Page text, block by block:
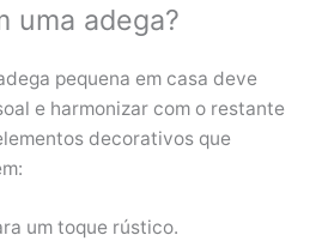
uma adega?
pequena em casa deve
e harmonizar com o restante
decorativos que
um toque rústico.